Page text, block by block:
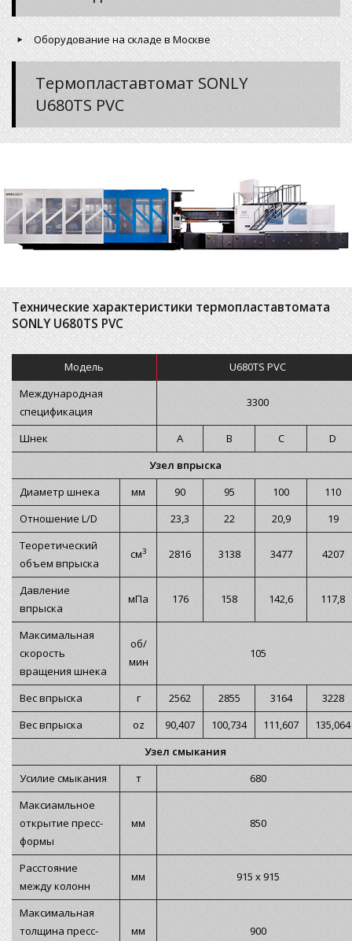
Оборудование на складе в Москве
Термопластавтомат SONLY
U680TS PVC
Технические характеристики термопластавтомата
SONLY U680TS PVC
Модель
U680TS PVC
Международная
спецификация
3300
Шнек A B C
D
Узел впрыска
Диаметр шнека
мм 90 95 100
110
Отношение L/D
23,3 22 20,9
19
Теоретический
объем впрыска
см3 2816 3138 3477 4207
Давление
впрыска
мПа 176 158 142,6 117,8
Максимальная
скорость
вращения шнека
об/
мин
105
Вес впрыска г 2562 2855 3164
3228
Вес впрыска
oz 90,407 100,734 111,607
135,064
Узел смыкания
Усилие смыкания
т
680
Максиамльное
открытие пресс-
формы
мм 850
Расстояние
между колонн
мм 915 х 915
Максимальная
толщина пресс-
мм 900